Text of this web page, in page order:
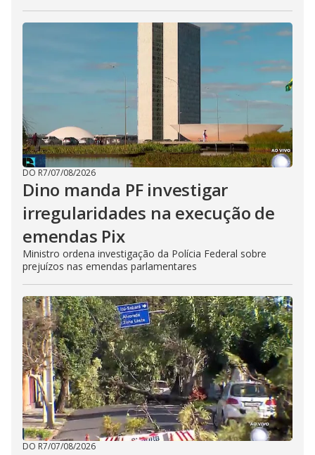
DO R7/07/08/2026
Dino manda PF investigar
irregularidades na execução de
emendas Pix
Ministro ordena investigação da Polícia Federal sobre
prejuízos nas emendas parlamentares
DO R7/07/08/2026